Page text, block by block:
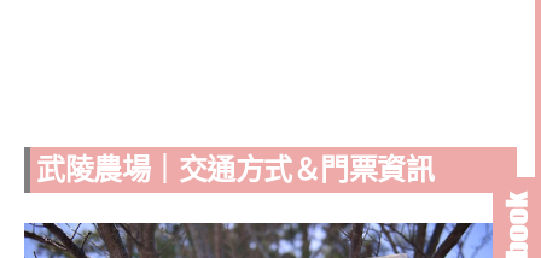
武陵農場｜交通方式＆門票資訊